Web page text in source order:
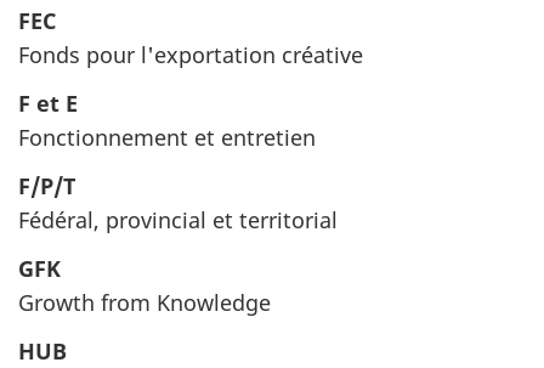
FEC
Fonds pour l'exportation créative
F et E
Fonctionnement et entretien
F/P/T
Fédéral, provincial et territorial
GFK
Growth from Knowledge
HUB